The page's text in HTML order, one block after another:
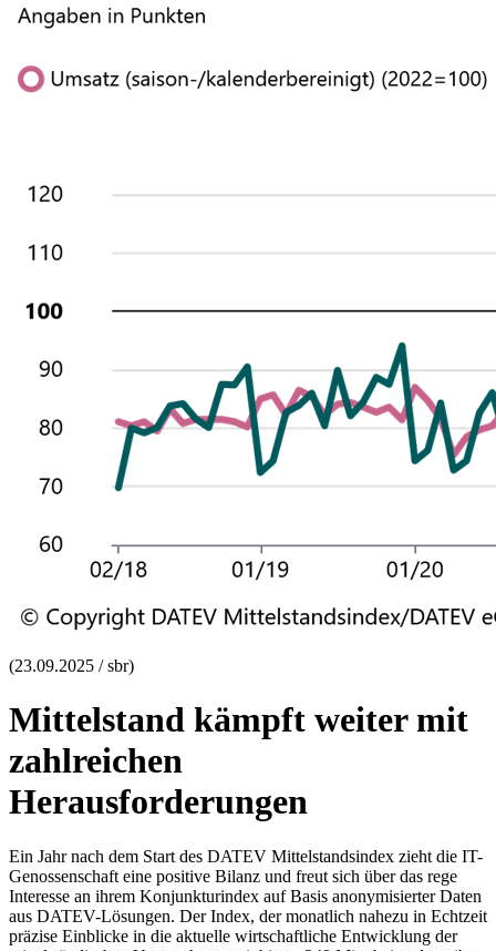
(23.09.2025 / sbr)
Mittelstand kämpft weiter mit
zahlreichen
Herausforderungen
Ein Jahr nach dem Start des DATEV Mittelstandsindex zieht die IT-
Genossenschaft eine positive Bilanz und freut sich über das rege
Interesse an ihrem Konjunkturindex auf Basis anonymisierter Daten
aus DATEV-Lösungen. Der Index, der monatlich nahezu in Echtzeit
präzise Einblicke in die aktuelle wirtschaftliche Entwicklung der